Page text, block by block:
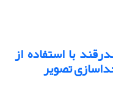
با استفاده از
تصویر